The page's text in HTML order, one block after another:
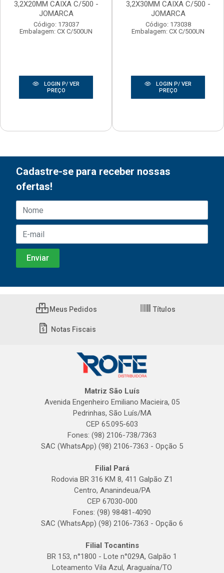
3,2X20MM CAIXA C/500 -
JOMARCA
Código: 173037
Embalagem: CX C/500UN
LOGIN P/ VER
PREÇO
3,2X30MM CAIXA C/500 -
JOMARCA
Código: 173038
Embalagem: CX C/500UN
LOGIN P/ VER
PREÇO
Cadastre-se para receber nossas
ofertas!
Meus Pedidos Títulos
Notas Fiscais
Matriz São Luís
Avenida Engenheiro Emiliano Macieira, 05
Pedrinhas, São Luís/MA
CEP 65.095-603
Fones: (98) 2106-738/7363
SAC (WhatsApp) (98) 2106-7363 - Opção 5
Filial Pará
Rodovia BR 316 KM 8, 411 Galpão Z1
Centro, Ananindeua/PA
CEP 67030-000
Fones: (98) 98481-4090
SAC (WhatsApp) (98) 2106-7363 - Opção 6
Filial Tocantins
BR 153, n°1800 - Lote n°029A, Galpão 1
Loteamento Vila Azul, Araguaína/TO